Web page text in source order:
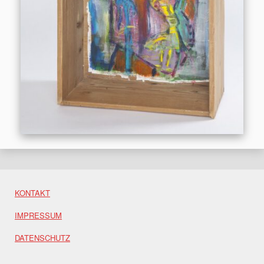
KONTAKT
IMPRESSUM
DATENSCHUTZ